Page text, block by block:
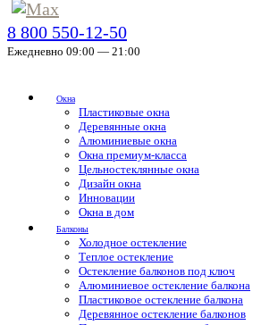
8 800 550-12-50
Ежедневно 09:00 — 21:00
Окна
Пластиковые окна
Деревянные окна
Алюминиевые окна
Окна премиум-класса
Цельностеклянные окна
Дизайн окна
Инновации
Окна в дом
Балконы
Холодное остекление
Теплое остекление
Остекление балконов под ключ
Алюминиевое остекление балкона
Пластиковое остекление балкона
Деревянное остекление балконов